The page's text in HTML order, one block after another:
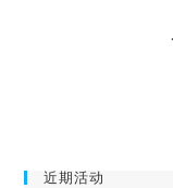
近期活动